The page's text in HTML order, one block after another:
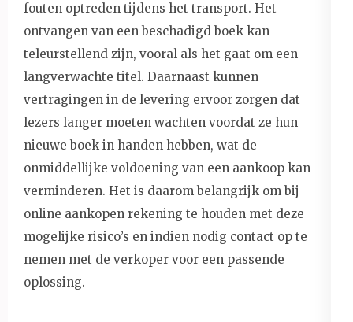
fouten optreden tijdens het transport. Het
ontvangen van een beschadigd boek kan
teleurstellend zijn, vooral als het gaat om een
langverwachte titel. Daarnaast kunnen
vertragingen in de levering ervoor zorgen dat
lezers langer moeten wachten voordat ze hun
nieuwe boek in handen hebben, wat de
onmiddellijke voldoening van een aankoop kan
verminderen. Het is daarom belangrijk om bij
online aankopen rekening te houden met deze
mogelijke risico’s en indien nodig contact op te
nemen met de verkoper voor een passende
oplossing.